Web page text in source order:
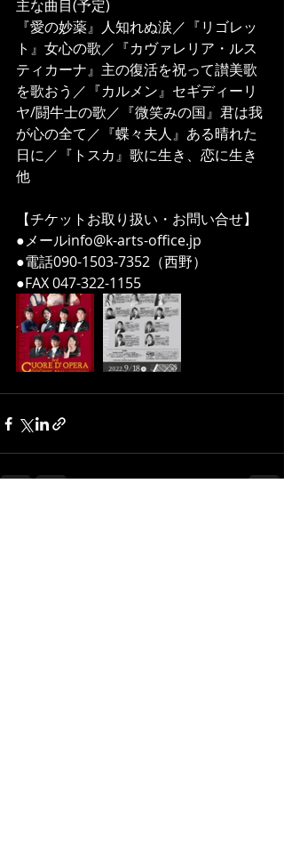
主な曲目(予定)
『愛の妙薬』人知れぬ涙／『リゴレッ
ト』女心の歌／『カヴァレリア・ルス
ティカーナ』主の復活を祝って讃美歌
を歌おう／『カルメン』セギディーリ
ヤ/闘牛士の歌／『微笑みの国』君は我
が心の全て／『蝶々夫人』ある晴れた
日に／『トスカ』歌に生き、恋に生き
他
【チケットお取り扱い・お問い合せ】
●メールinfo@k-arts-office.jp
●電話090-1503-7352（西野）
●FAX 047-322-1155